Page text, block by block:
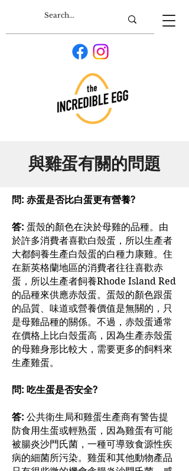
與雞蛋有關的問題
問: 赤蛋是否比白蛋更有營養?
答: 蛋殼的顏色在決於母雞的品種。由
於許多消費者喜歡白殼蛋，所以生產者
大都飼養生產白殼蛋的白種力康雞。住
在新英格蘭地區的消費者往往喜歡赤
蛋，所以生產者飼養Rhode Island Red
的品種來供應赤殼蛋。蛋殼的顏色跟蛋
的品質、味道或營養價值是無關的，只
是母雞品種的關係。不過，赤殼蛋通常
在價格上比白殼蛋高，因為生產赤殼蛋
的母雞身形比較大，需要更多的飼料來
生產雞蛋。
問: 吃生蛋是否安全?
答: 公共衛生局和雞蛋生產商有警告提
防食用生蛋或輕熟蛋，因為雞蛋有可能
被腸炎沙門氏菌，一種可導致食源性疾
病的細菌所污染。雞蛋和其他動物產品